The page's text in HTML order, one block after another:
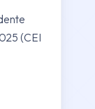
(CEI